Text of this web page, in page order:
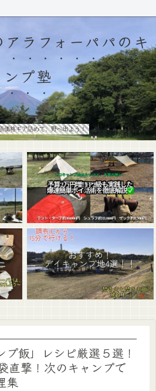
ラフォーパパのキ
ンプ塾
価格ギア詰めて、野へ出よう！
プ飯」レシピ厳選５選！
直撃！次のキャンプで
集